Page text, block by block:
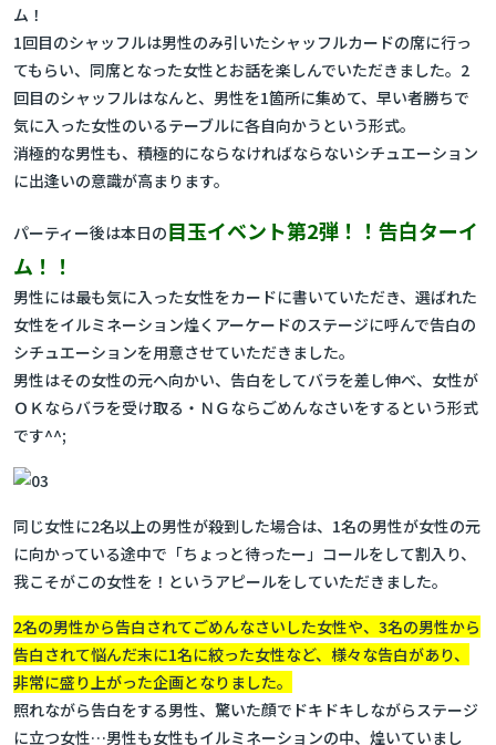
ム！
1回目のシャッフルは男性のみ引いたシャッフルカードの席に行っ
てもらい、同席となった女性とお話を楽しんでいただきました。2
回目のシャッフルはなんと、男性を1箇所に集めて、早い者勝ちで
気に入った女性のいるテーブルに各自向かうという形式。
消極的な男性も、積極的にならなければならないシチュエーション
に出逢いの意識が高まります。
パーティー後は本日の目玉イベント第2弾！！告白ターイ
ム！！
男性には最も気に入った女性をカードに書いていただき、選ばれた
女性をイルミネーション煌くアーケードのステージに呼んで告白の
シチュエーションを用意させていただきました。
男性はその女性の元へ向かい、告白をしてバラを差し伸べ、女性が
ＯＫならバラを受け取る・ＮＧならごめんなさいをするという形式
です^^;
同じ女性に2名以上の男性が殺到した場合は、1名の男性が女性の元
に向かっている途中で「ちょっと待ったー」コールをして割入り、
我こそがこの女性を！というアピールをしていただきました。
2名の男性から告白されてごめんなさいした女性や、3名の男性から
告白されて悩んだ末に1名に絞った女性など、様々な告白があり、
非常に盛り上がった企画となりました。
照れながら告白をする男性、驚いた顔でドキドキしながらステージ
に立つ女性…男性も女性もイルミネーションの中、煌いていまし